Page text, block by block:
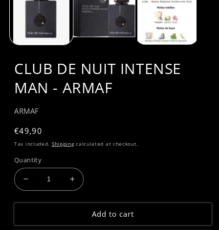
CLUB DE NUIT INTENSE
MAN - ARMAF
ARMAF
Regular
price
€49,90
Tax included. Shippingcalculated at checkout.
Quantity
Decrease
quantity
for
DE
Increase
quantity
for
CLUB
DE
Add to cart